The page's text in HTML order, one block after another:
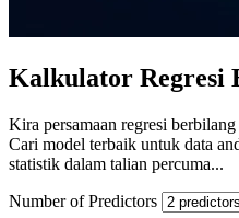
Kalkulator Regresi
Kira persamaan regresi
Cari model terbaik untuk data
statistik dalam talian percuma...
Number of Predictors